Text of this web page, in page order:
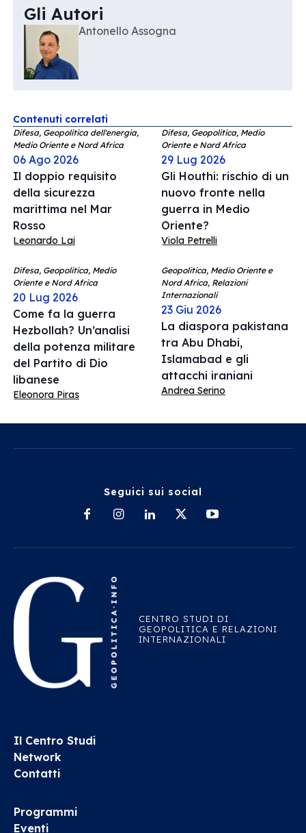
Gli Autori
Antonello Assogna
Contenuti correlati
Difesa, Geopolitica dell'energia,
Medio Oriente e Nord Africa
06 Ago 2026
Il doppio requisito
della sicurezza
marittima nel Mar
Rosso
Leonardo Lai
Difesa, Geopolitica, Medio
Oriente e Nord Africa
29 Lug 2026
Gli Houthi: rischio di un
nuovo fronte nella
guerra in Medio
Oriente?
Viola Petrelli
Difesa, Geopolitica, Medio
Oriente e Nord Africa
20 Lug 2026
Come fa la guerra
Hezbollah? Un’analisi
della potenza militare
del Partito di Dio
libanese
Eleonora Piras
Geopolitica, Medio Oriente e
Nord Africa, Relazioni
Internazionali
23 Giu 2026
La diaspora pakistana
tra Abu Dhabi,
Islamabad e gli
attacchi iraniani
Andrea Serino
Seguici sui social
CENTRO STUDI DI
GEOPOLITICA E RELAZIONI
INTERNAZIONALI
Il Centro Studi
Network
Contatti
Programmi
Eventi